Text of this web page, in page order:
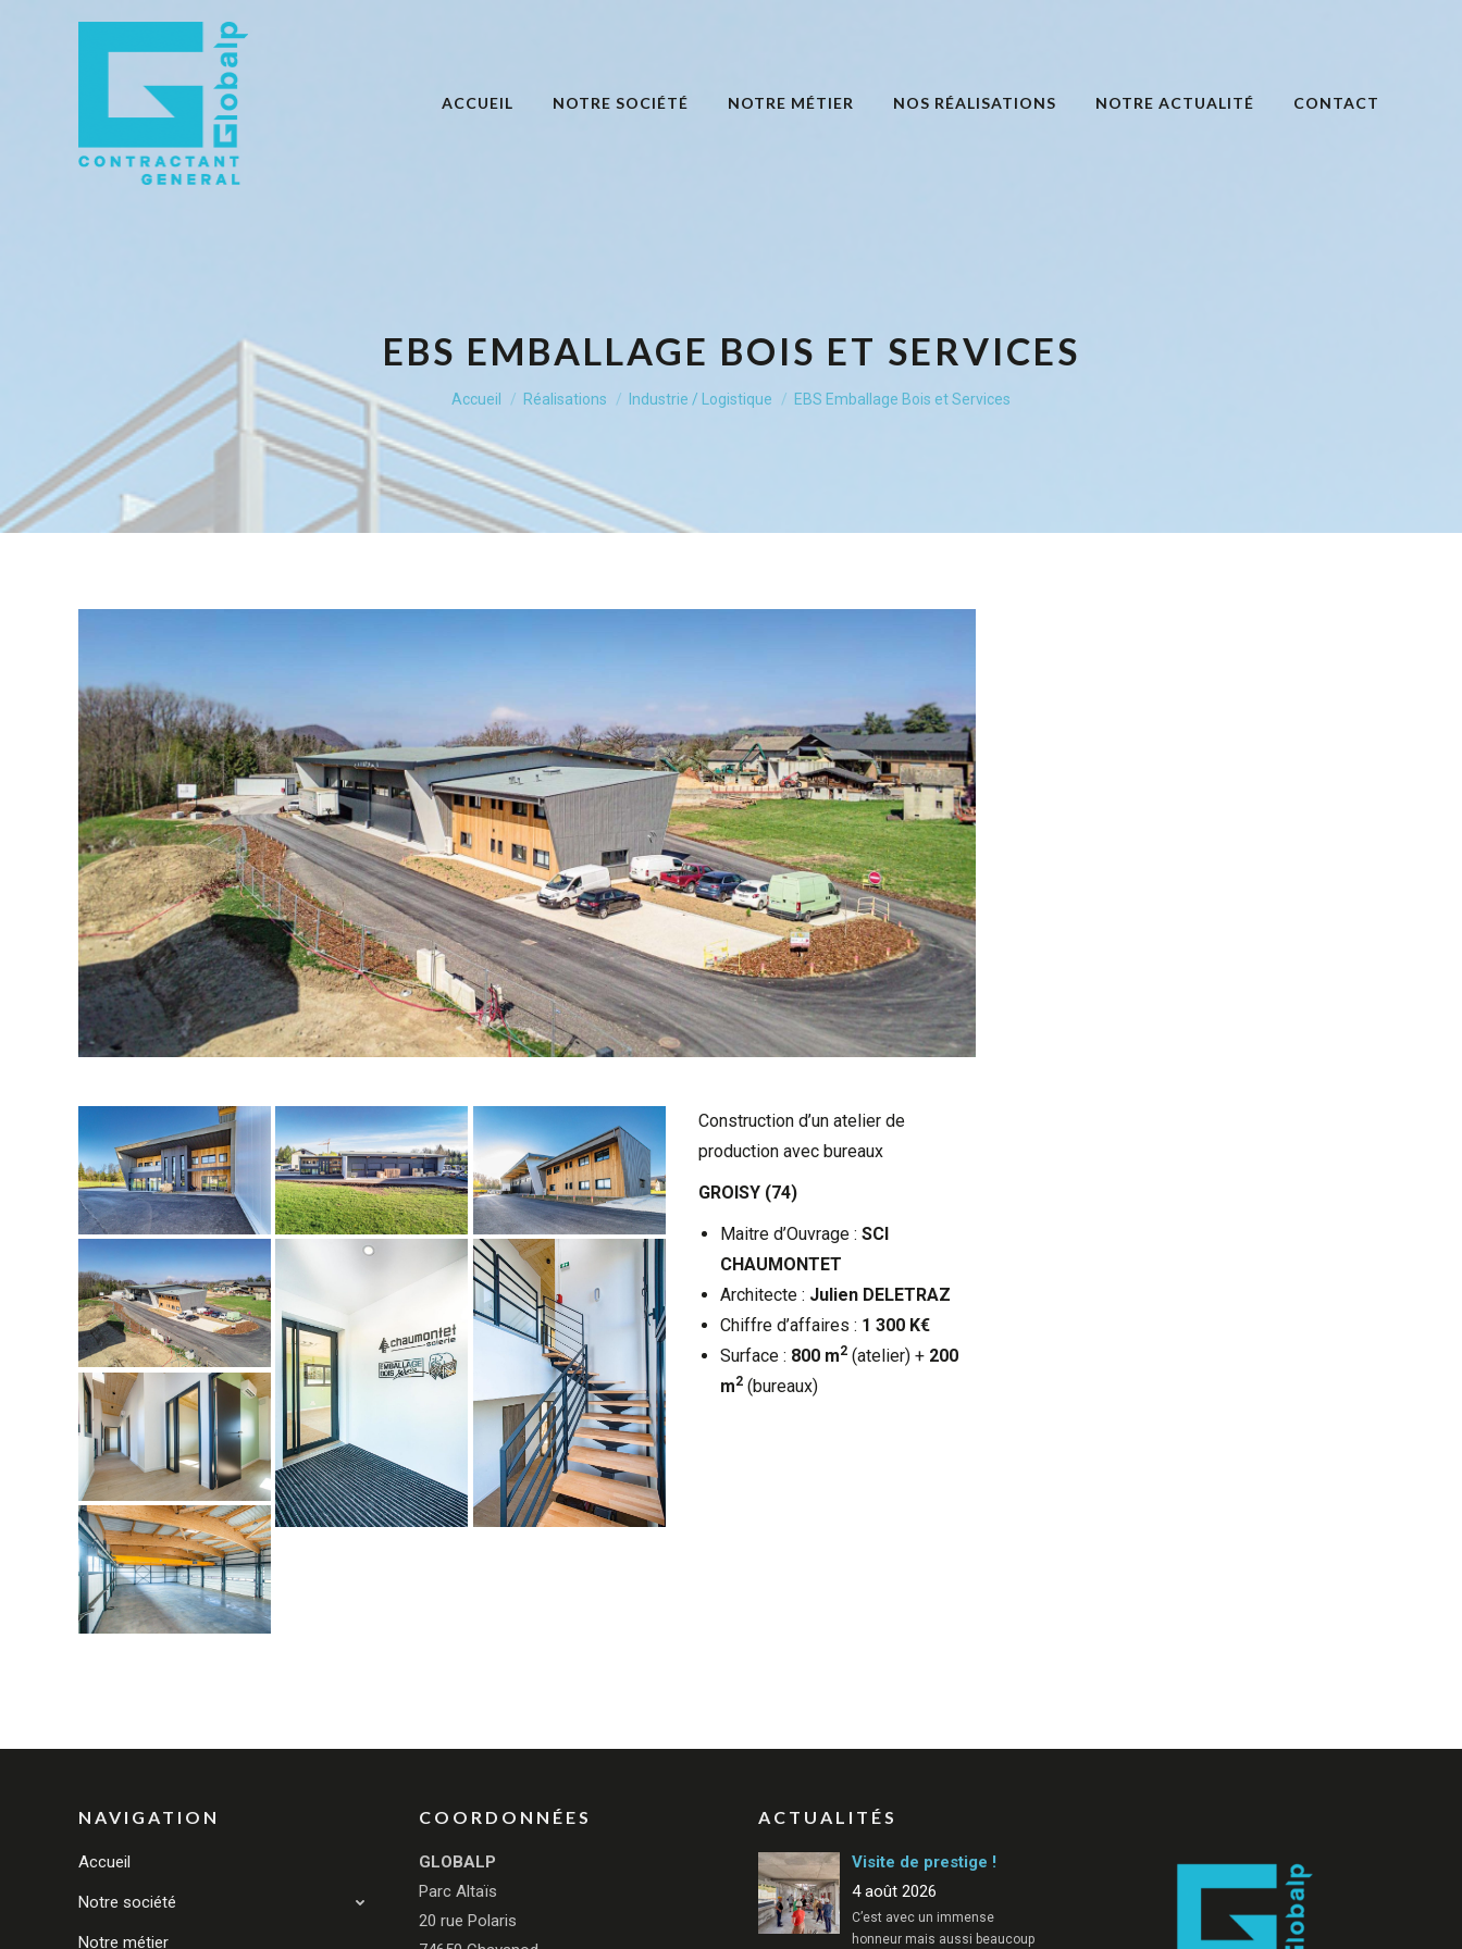
ACCUEIL NOTRE SOCIÉTÉ NOTRE MÉTIER NOS RÉALISATIONS NOTRE ACTUALITÉ CONTACT
EBS EMBALLAGE BOIS ET SERVICES
Vous êtes ici :
Accueil Réalisations Industrie / Logistique EBS Emballage Bois et Services
Construction d’un atelier de
production avec bureaux
GROISY (74)
Maitre d’Ouvrage : SCI
CHAUMONTET
Architecte : Julien DELETRAZ
Chiffre d’affaires : 1 300 K€
Surface : 800 m2(atelier) + 200
m2(bureaux)
NAVIGATION
Accueil
Notre société
Notre métier
COORDONNÉES
GLOBALP
Parc Altaïs
20 rue Polaris
ACTUALITÉS
Visite de prestige !
4 août 2026
C’est avec un immense
honneur mais aussi beaucoup